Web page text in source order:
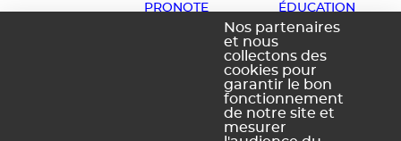
PRONOTE
Enseignants
ÉDUCATION
Histoire
Offres d'emploi
Contact
Accessibilité :
Nos partenaires
et nous
collectons des
cookies pour
garantir le bon
fonctionnement
de notre site et
mesurer